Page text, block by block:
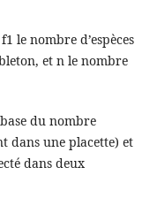
le nombre d’espèces
et n le nombre
du nombre
dans une placette) et
dans deux